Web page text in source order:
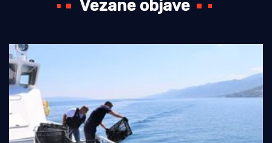
Vezane objave